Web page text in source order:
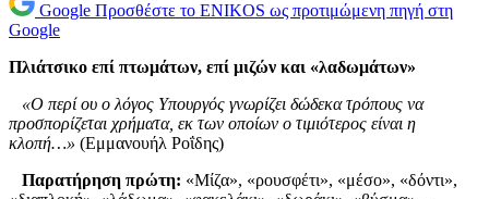
Google Προσθέστε το ENIKOS ως προτιμώμενη πηγή στη
Google
Πλιάτσικο επί πτωμάτων, επί μιζών και «λαδωμάτων»
«Ο περί ου ο λόγος Υπουργός γνωρίζει δώδεκα τρόπους να
προσπορίζεται χρήματα, εκ των οποίων ο τιμιότερος είναι η
κλοπή…» (Εμμανουήλ Ροΐδης)
Παρατήρηση πρώτη: «Μίζα», «ρουσφέτι», «μέσο», «δόντι»,